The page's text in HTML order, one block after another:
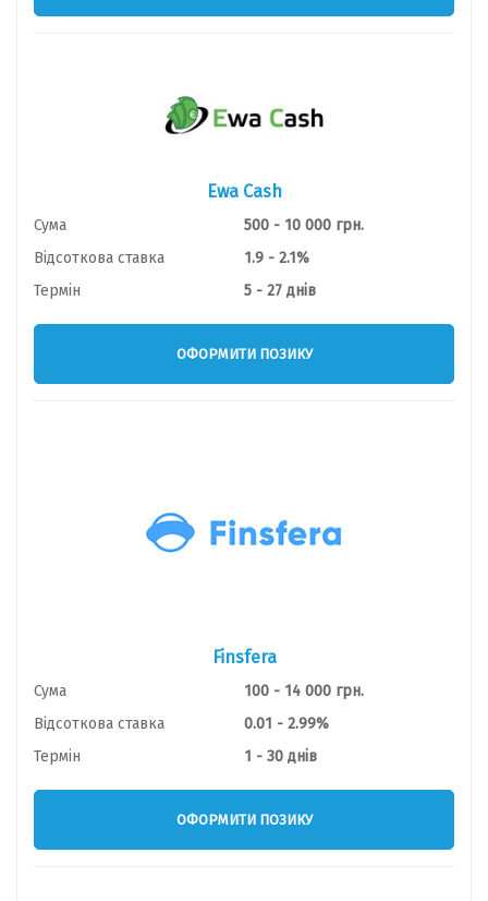
Ewa Cash
Сума
500 - 10 000 грн.
Відсоткова ставка
1.9 - 2.1%
Термін
5 - 27 днів
ОФОРМИТИ ПОЗИКУ
Finsfera
Сума
100 - 14 000 грн.
Відсоткова ставка
0.01 - 2.99%
Термін
1 - 30 днів
ОФОРМИТИ ПОЗИКУ